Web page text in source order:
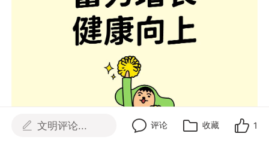
文明评论... 评论 收藏 1